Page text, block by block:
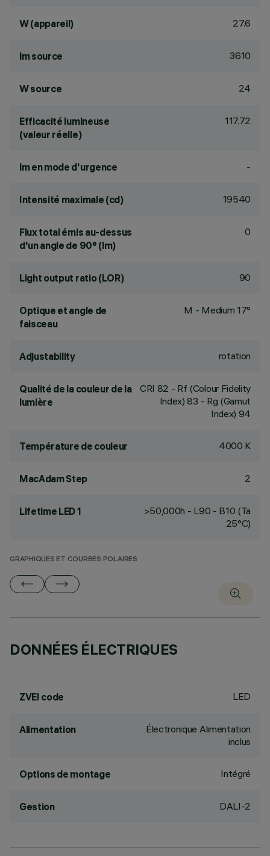
W (appareil) 27.6
lm source 3610
W source 24
Efficacité lumineuse
(valeur réelle)
117.72
lm en mode d'urgence -
Intensité maximale (cd) 19540
Flux total émis au-dessus
d'un angle de 90° (lm)
0
Light output ratio (LOR) 90
Optique et angle de
faisceau
M - Medium 17°
Adjustability rotation
Qualité de la couleur de la
lumière
CRI 82 - Rf (Colour Fidelity
Index) 83 - Rg (Gamut
Index) 94
Température de couleur 4000 K
MacAdam Step 2
Lifetime LED 1
>50,000h - L90 - B10 (Ta
25°C)
GRAPHIQUES ET COURBES POLAIRES
DONNÉES ÉLECTRIQUES
ZVEI code LED
Alimentation
Électronique Alimentation
inclus
Options de montage Intégré
Gestion DALI-2